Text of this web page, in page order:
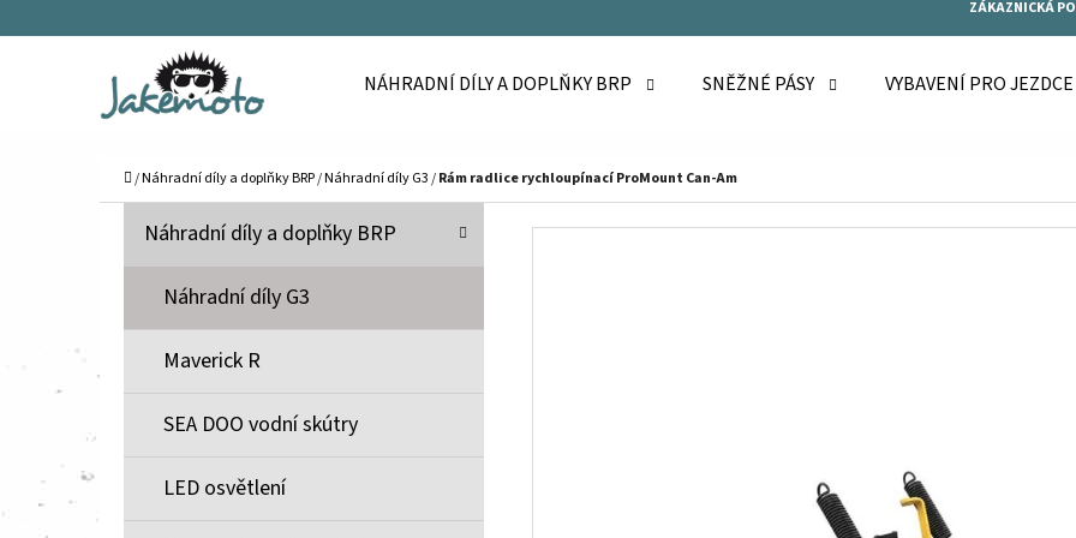
ZÁKAZNICKÁ
NÁHRADNÍ DÍLY A DOPLŇKY BRP SNĚŽNÉ PÁSY VYBAVENÍ PRO JEZDCE
Domů
/Náhradní díly a doplňky BRP/Náhradní díly G3/Rám radlice rychloupínací ProMount Can-Am
R
Přeskočit
K
G
Náhradní díly a doplňky BRP
Náhradní díly G3
Maverick R
SEA DOO vodní skútry
LED osvětlení
obchodu
obchodu